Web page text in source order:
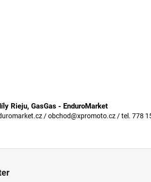
Rieju, GasGas - EnduroMarket
/ obchod@xpromoto.cz / tel. 778